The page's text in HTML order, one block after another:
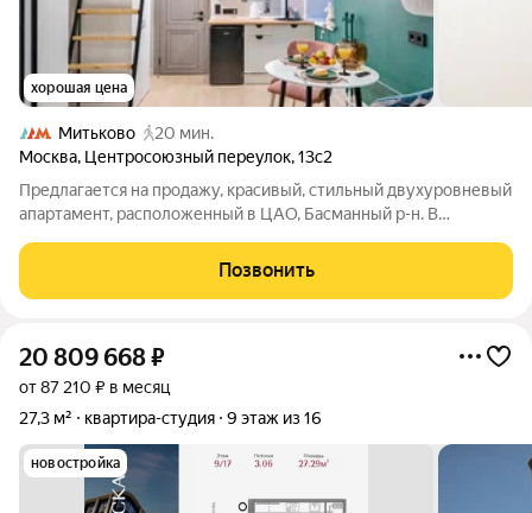
хорошая цена
Митьково
20 мин.
Москва, Центросоюзный переулок,13с2
Предлагается на продажу, красивый, стильный двухуровневый
апартамент, расположенный в ЦАО, Басманный р-н. В
использованием качественных материалов. Полностью
укомплектован мебелью и техникой для комфортной
Позвонить
20 809 668₽
от 87 210 ₽ в месяц
27,3 м²
квартира-студия 9 этаж из 16
новостройка